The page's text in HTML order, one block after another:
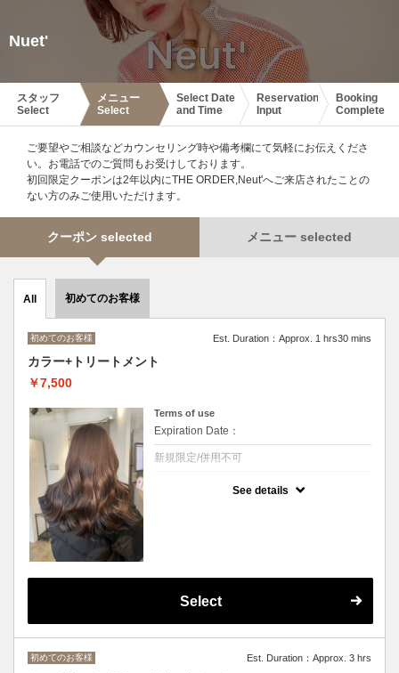
Nuet'
スタッフ
Select
メニュー
Select
Select Date
and Time
Reservation
Input
Booking
Complete
ご要望やご相談などカウンセリング時や備考欄にて気軽にお伝えくださ
い。お電話でのご質問もお受けしております。
初回限定クーポンは2年以内にTHE ORDER,Neut'へご来店されたことの
ない方のみご使用いただけます。
クーポン selected メニュー selected
All 初めてのお客様
初めてのお客様 Est. Duration：Approx. 1 hrs30 mins
カラー+トリートメント
￥7,500
Terms of use
Expiration Date：
新規限定/併用不可
See details
Select
初めてのお客様 Est. Duration：Approx. 3 hrs